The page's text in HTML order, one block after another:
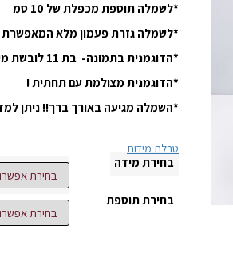
*לשמלה תוספת מכפלת של 10 סמ
*לשמלה גזרת פעמון מלא המאפשרת
*הדוגמנית בתמונה- בת 11 לובשת מידה 11-12
*הדוגמנית מצולמת עם תחתית !
*השמלה מגיעה באורך ברך!! ניתן
טבלת מידות
בחירת מידה
בחירת תוספת